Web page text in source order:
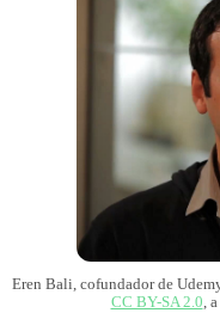
Eren Bali, cofundador de
CC BY-SA 2.0,